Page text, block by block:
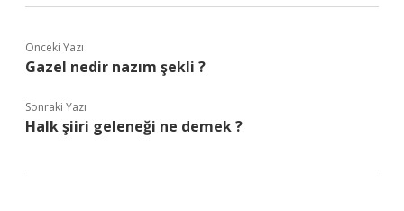
Önceki Yazı
Gazel nedir nazım şekli ?
Sonraki Yazı
Halk şiiri geleneği ne demek ?